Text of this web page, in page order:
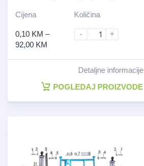
Cijena
0,10 KM –
92,00 KM
Količina
- +
Detaljne informacije
POGLEDAJ PROIZVODE